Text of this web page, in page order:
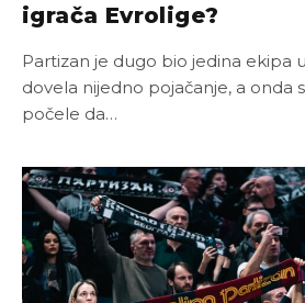
igrača Evrolige?
Partizan je dugo bio jedina ekipa
dovela nijedno pojačanje, a onda
počele da…